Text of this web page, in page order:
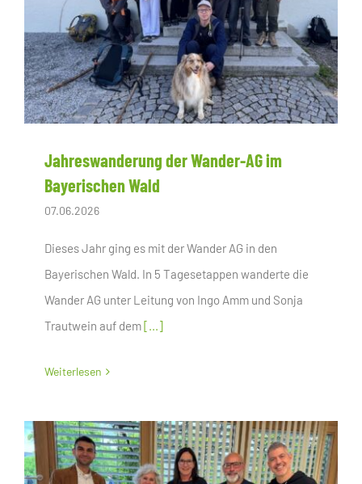
Jahreswanderung der Wander-AG im
Bayerischen Wald
07.06.2026
Dieses Jahr ging es mit der Wander AG in den
Bayerischen Wald. In 5 Tagesetappen wanderte die
Wander AG unter Leitung von Ingo Amm und Sonja
Trautwein auf dem[...]
Weiterlesen